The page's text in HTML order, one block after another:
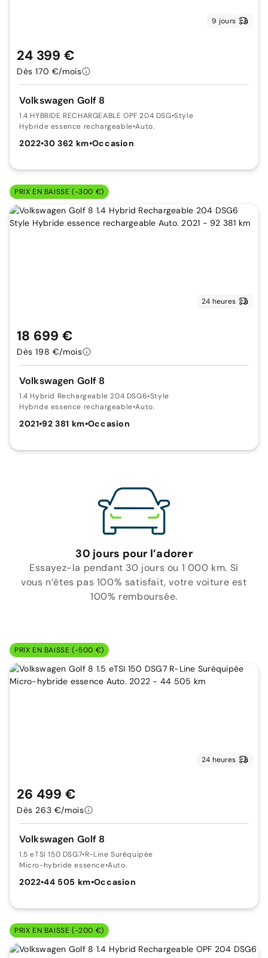
9 jours
Volkswagen Golf 8
1.4 HYBRIDE RECHARGEABLE OPF 204 DSG•Style
Hybride essence rechargeable•Auto.
2022•30 362 km•Occasion
24 399 €
Dès 170 €/mois
PRIX EN BAISSE (-300 €)
24 heures
Volkswagen Golf 8
1.4 Hybrid Rechargeable 204 DSG6•Style
Hybride essence rechargeable•Auto.
2021•92 381 km•Occasion
18 699 €
Dès 198 €/mois
30 jours pour l’adorer
Essayez-la pendant 30 jours ou 1 000 km. Si
vous n’êtes pas 100% satisfait, votre voiture est
100% remboursée.
PRIX EN BAISSE (-500 €)
24 heures
Volkswagen Golf 8
1.5 eTSI 150 DSG7•R-Line Suréquipée
Micro-hybride essence•Auto.
2022•44 505 km•Occasion
26 499 €
Dès 263 €/mois
PRIX EN BAISSE (-200 €)